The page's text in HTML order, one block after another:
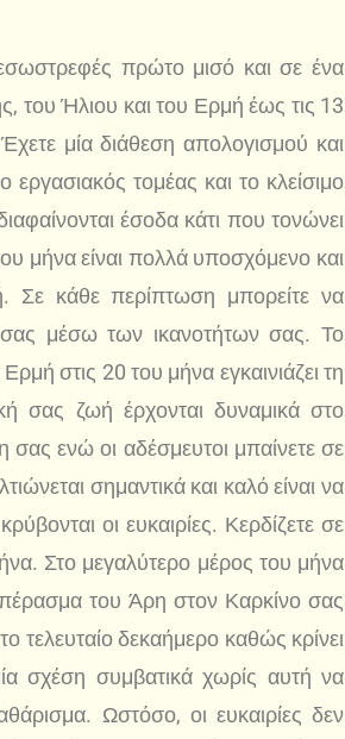
πρώτο μισό και σε ένα
του Ήλιου και του Ερμή έως τις 13
μία διάθεση απολογισμού και
τομέας και το κλείσιμο
έσοδα κάτι που τονώνει
μήνα είναι πολλά υποσχόμενο και
Σε κάθε περίπτωση μπορείτε να
σας μέσω των ικανοτήτων σας. Το
στις 20 του μήνα εγκαινιάζει τη
σας ζωή έρχονται δυναμικά στο
σας ενώ οι αδέσμευτοι μπαίνετε σε
σημαντικά και καλό είναι να
οι ευκαιρίες. Κερδίζετε σε
Στο μεγαλύτερο μέρος του μήνα
του Άρη στον Καρκίνο σας
τελευταίο δεκαήμερο καθώς κρίνει
σχέση συμβατικά χωρίς αυτή να
Ωστόσο, οι ευκαιρίες δεν